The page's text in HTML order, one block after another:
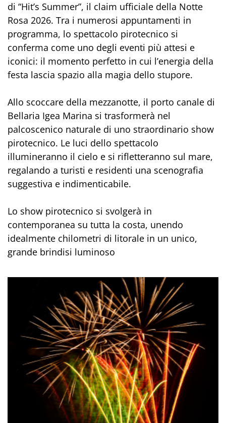
di “Hit’s Summer”, il claim ufficiale della Notte
Rosa 2026. Tra i numerosi appuntamenti in
programma, lo spettacolo pirotecnico si
conferma come uno degli eventi più attesi e
iconici: il momento perfetto in cui l’energia della
festa lascia spazio alla magia dello stupore.
Allo scoccare della mezzanotte, il porto canale di
Bellaria Igea Marina si trasformerà nel
palcoscenico naturale di uno straordinario show
pirotecnico. Le luci dello spettacolo
illumineranno il cielo e si rifletteranno sul mare,
regalando a turisti e residenti una scenografia
suggestiva e indimenticabile.
Lo show pirotecnico si svolgerà in
contemporanea su tutta la costa, unendo
idealmente chilometri di litorale in un unico,
grande brindisi luminoso